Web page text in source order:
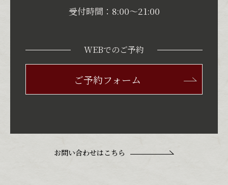
受付時間：8:00〜21:00
WEBでのご予約
ご予約フォーム
お問い合わせはこちら